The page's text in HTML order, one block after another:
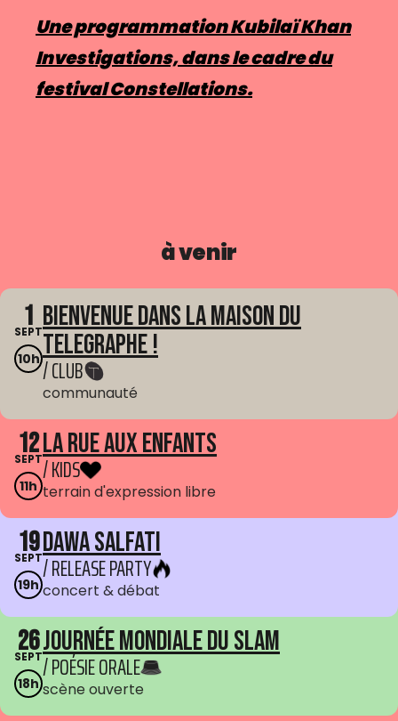
Une programmation Kubilaï Khan
Investigations, dans le cadre du
festival Constellations.
à venir
1
SEPT
10h
Bienvenue dans La Maison du
Telegraphe !
/ CLUB
communauté
12
SEPT
11h
La Rue aux enfants
/ KIDS
terrain d'expression libre
19
SEPT
19h
Dawa Salfati
/ RELEASE PARTY
concert & débat
26
SEPT
18h
Journée mondiale du Slam
/ POÉSIE ORALE
scène ouverte